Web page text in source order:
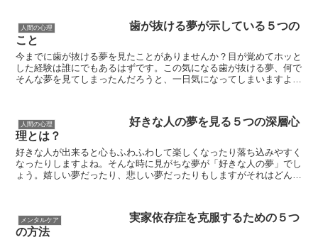
人間の心理
歯が抜ける夢が示している５つの
こと
今までに歯が抜ける夢を見たことがありませんか？目が覚めてホッと
した経験は誰にでもあるはずです。この気になる歯が抜ける夢、何で
そんな夢を見てしまったんだろうと、一日気になってしまいますよ
人間の心理
好きな人の夢を見る５つの深層心
理とは？
好きな人が出来ると心もふわふわして楽しくなったり落ち込みやすく
なったりしますよね。そんな時に見がちな夢が「好きな人の夢」でし
ょう。嬉しい夢だったり、悲しい夢だったりもしますがそれはどんな
メンタルケア
実家依存症を克服するための５つ
の方法